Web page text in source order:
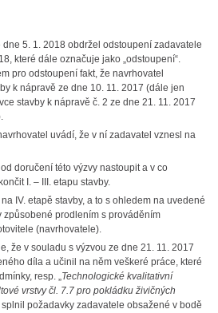
dne 5. 1. 2018 obdržel odstoupení zadavatele
které dále označuje jako „odstoupení“.
pro odstoupení fakt, že navrhovatel
k nápravě ze dne 10. 11. 2017 (dále jen
stavby k nápravě č. 2 ze dne 21. 11. 2017
uvádí, že v ní zadavatel vznesl na
doručení této výzvy nastoupit a v co
I. – III. etapu stavby.
IV. etapě stavby, a to s ohledem na uvedené
prodlením s prováděním
(navrhovatele).
že v souladu s výzvou ze dne 21. 11. 2017
díla a učinil na něm veškeré práce, které
resp. „Technologické kvalitativní
vrstvy čl. 7.7 pro pokládku živičných
požadavky zadavatele obsažené v bodě